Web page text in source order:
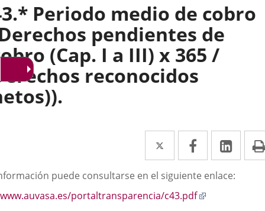
Periodo medio de cobro
pendientes de
(Cap. I a III) x 365 /
reconocidos
Twitter
Enlace
a
una
aplicación
Facebook
Enlace
a
una
aplicación
a
una
puede consultarse en el siguiente enlace:
www.auvasa.es/portaltransparencia/c43.pdf